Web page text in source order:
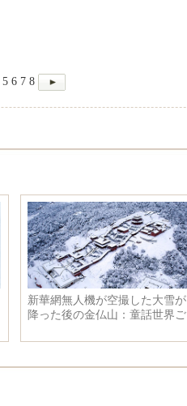
5 6 7 8
新華網無人機が空撮した大雪が
降った後の金仏山：童話世界ご